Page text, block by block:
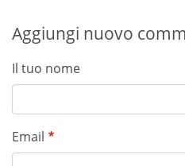
Aggiungi nuovo
Il tuo nome
Email